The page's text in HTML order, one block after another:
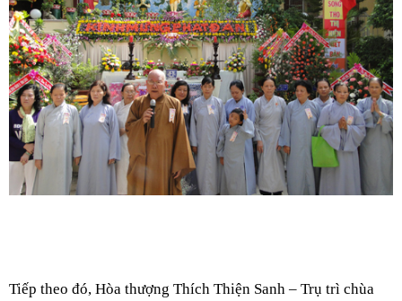
Tiếp theo đó, Hòa thượng Thích Thiện Sanh – Trụ trì chùa